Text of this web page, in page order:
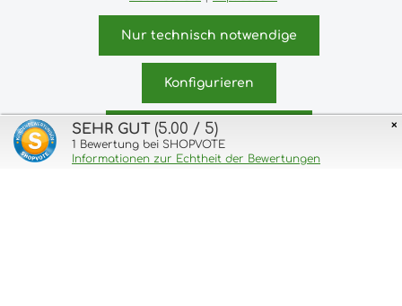
Alle Preise inkl. gesetzl. Mehrwertsteuer zzgl.
Versandkostenund ggf. Nachnahmegebühren, wenn
nicht anders angegeben.
ImpressumVersand- und Zahlungsbedingungen
Allgemeine Geschäftsbedingungen
Datenschutz & Cookies
Kundeninformationen
Nur technisch notwendige
Konfigurieren
Alle Cookies akzeptieren ×
SEHR GUT (5.00 / 5)
1 Bewertung bei SHOPVOTE
Informationen zur Echtheit der Bewertungen